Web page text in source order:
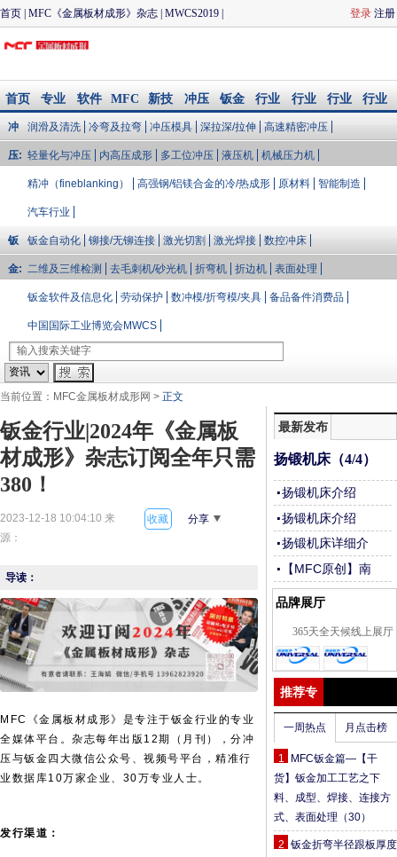
首页 MFC《金属板材成形》杂志 MWCS2019
CIMES2020 | 冲压与模具
注册
登录
首页
专业
知识
软件
模拟/
配件
MFC
会议
新技
术
冲压
与模
具
钣金
加工
行业
大V说
行业
会展
行业
资讯
行业
企业
库
冲
压:
润滑及清洗 冷弯及拉弯 冲压模具 深拉深/拉伸 高速精密冲压
轻量化与冲压 内高压成形 多工位冲压 液压机 机械压力机
精冲（fineblanking） 高强钢/铝镁合金的冷/热成形 原材料 智能制造
汽车行业
钣
金:
钣金自动化 铆接/无铆连接 激光切割 激光焊接 数控冲床
二维及三维检测 去毛刺机/砂光机 折弯机 折边机 表面处理
钣金软件及信息化 劳动保护 数冲模/折弯模/夹具 备品备件消费品
中国国际工业博览会MWCS
当前位置： MFC金属板材成形网 > 正文
钣金行业|2024年《金属板
材成形》杂志订阅全年只需
380！
2023-12-18 10:04:10 来
源：
收藏 分享
导读：
MFC《金属板材成形》是专注于钣金行业的专业
全媒体平台。杂志每年出版12期（月刊），分冲
压与钣金四大微信公众号、视频号平台，精准行
业数据库10万家企业、30万专业人士。
发行渠道：
最新发布
扬锻机床（4/4）
扬锻机床介绍
（3/4）
扬锻机床介绍
（2/4）
扬锻机床详细介
绍（1/4）
【MFC原创】南
通佩晨：成为金
属三维切割行业
平台企业
品牌展厅
365天全天候线上展厅
推荐专
题
一周热点 月点击榜
1
MFC钣金篇—【干
货】钣金加工工艺之下
料、成型、焊接、连接方
式、表面处理 （30）
2 钣金折弯半径跟板厚度